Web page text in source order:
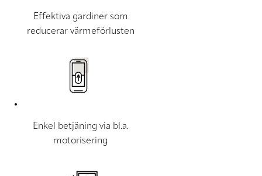
Effektiva gardiner som
reducerar värmeförlusten
Enkel betjäning via bl.a.
motorisering